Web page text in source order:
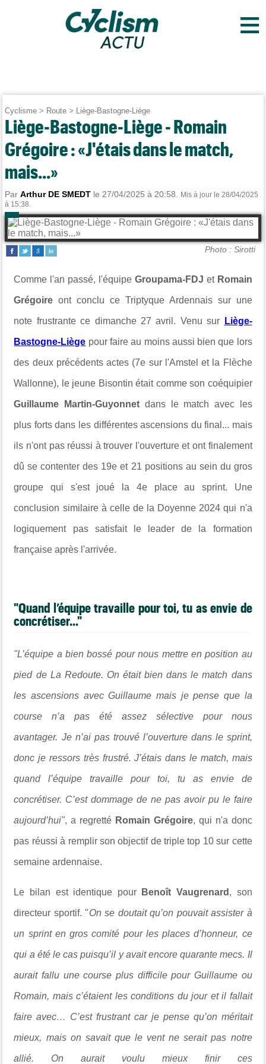
≡
Cyclisme > Route > Liège-Bastogne-Liège
Liège-Bastogne-Liège - Romain
Grégoire : «J'étais dans le match,
mais...»
ParArthur DE SMEDT le 27/04/2025 à 20:58.
Mis à jour le 28/04/2025
à 15:38.
Photo : Sirotti
Comme l'an passé, l'équipe Groupama-FDJ et Romain
Grégoire ont conclu ce Triptyque Ardennais sur une
note frustrante ce dimanche 27 avril. Venu sur Liège-
Bastogne-Liège pour faire au moins aussi bien que lors
des deux précédents actes (7e sur l'Amstel et la Flèche
Wallonne), le jeune Bisontin était comme son coéquipier
Guillaume Martin-Guyonnet dans le match avec les
plus forts dans les différentes ascensions du final... mais
ils n'ont pas réussi à trouver l'ouverture et ont finalement
dû se contenter des 19e et 21 positions au sein du gros
groupe qui s'est joué la 4e place au sprint. Une
conclusion similaire à celle de la Doyenne 2024 qui n'a
logiquement pas satisfait le leader de la formation
française après l'arrivée.
"Quand l’équipe travaille pour toi, tu as envie de
concrétiser..."
"L’équipe a bien bossé pour nous mettre en position au
pied de La Redoute. On était bien dans le match dans
les ascensions avec Guillaume mais je pense que la
course n’a pas été assez sélective pour nous
avantager. Je n’ai pas trouvé l’ouverture dans le sprint,
donc je ressors très frustré. J’étais dans le match, mais
quand l’équipe travaille pour toi, tu as envie de
concrétiser. C’est dommage de ne pas avoir pu le faire
aujourd’hui", a regretté Romain Grégoire, qui n'a donc
pas réussi à remplir son objectif de triple top 10 sur cette
semaine ardennaise.
Le bilan est identique pour Benoît Vaugrenard , son
directeur sportif. "On se doutait qu’on pouvait assister à
un sprint en gros comité pour les places d’honneur, ce
qui a été le cas puisqu’il y avait encore quarante mecs. Il
aurait fallu une course plus difficile pour Guillaume ou
Romain, mais c’étaient les conditions du jour et il fallait
faire avec… C’est frustrant car je pense qu’on méritait
mieux, mais on savait que le vent ne serait pas notre
allié. On aurait voulu mieux finir ces